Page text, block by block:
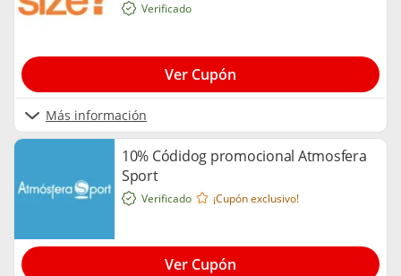
Más información
Verificado
Ver Cupón
10% Códidog promocional Atmosfera
Sport
¡Cupón exclusivo!
Verificado
Ver Cupón